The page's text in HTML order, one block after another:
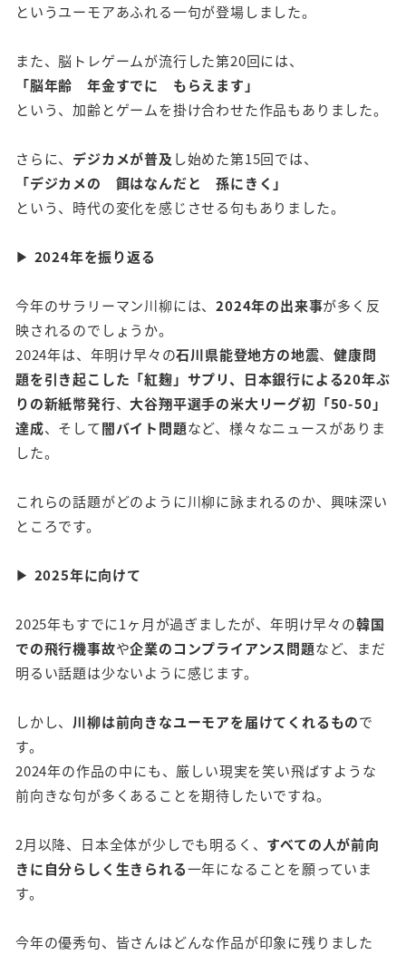
というユーモアあふれる一句が登場しました。
また、脳トレゲームが流行した第20回には、
「脳年齢 年金すでに もらえます」
という、加齢とゲームを掛け合わせた作品もありました。
さらに、 デジカメが普及 し始めた第15回では、
「デジカメの 餌はなんだと 孫にきく」
という、時代の変化を感じさせる句もありました。
▶ 2024年を振り返る
今年のサラリーマン川柳には、2024年の出来事が多く反
映されるのでしょうか。
2024年は、年明け早々の石川県能登地方の地震、健康問
題を引き起こした「紅麹」サプリ、日本銀行による20年ぶ
りの新紙幣発行、大谷翔平選手の米大リーグ初「50-50」
達成、そして闇バイト問題など、様々なニュースがありま
した。
これらの話題がどのように川柳に詠まれるのか、興味深い
ところです。
▶ 2025年に向けて
2025年もすでに1ヶ月が過ぎましたが、年明け早々の韓国
での飛行機事故や企業のコンプライアンス問題など、まだ
明るい話題は少ないように感じます。
しかし、 川柳は前向きなユーモアを届けてくれるもので
す。
2024年の作品の中にも、厳しい現実を笑い飛ばすような
前向きな句が多くあることを期待したいですね。
2月以降、日本全体が少しでも明るく、 すべての人が前向
きに自分らしく生きられる一年になることを願っていま
す。
今年の優秀句、皆さんはどんな作品が印象に残りました